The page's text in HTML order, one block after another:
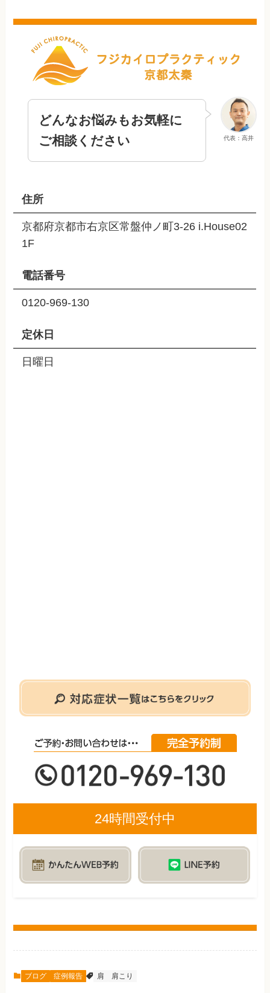
代表：高井
どんなお悩みもお気軽に
ご相談ください
住所
京都府京都市右京区常盤仲ノ町3-26 i.House02
1F
電話番号
0120-969-130
定休日
日曜日
24時間受付中
ブログ 症例報告 肩 肩こり